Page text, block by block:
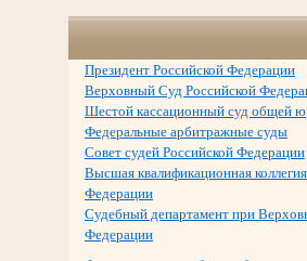
Президент Российской Федерации
Верховный Суд Российской
Шестой кассационный суд общей
Федеральные арбитражные суды
Совет судей Российской Федерации
Высшая квалификационная
Федерации
Судебный департамент при
Федерации